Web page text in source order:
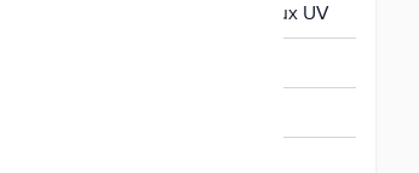
Capuchon de mât résistant aux UV